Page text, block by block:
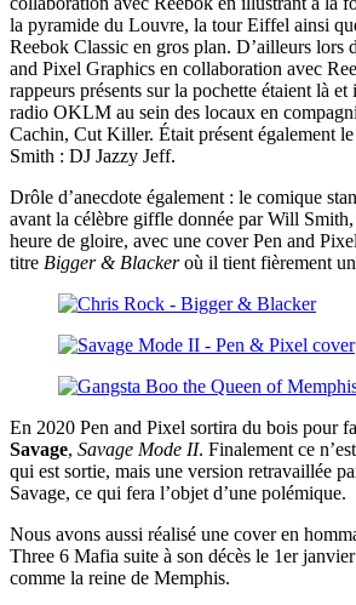
la pyramide du Louvre, la tour Eiffel ainsi
Reebok Classic en gros plan. D’ailleurs lors
and Pixel Graphics en collaboration avec
rappeurs présents sur la pochette étaient là
radio OKLM au sein des locaux en
Cachin, Cut Killer. Était présent également
Smith : DJ Jazzy Jeff.
Drôle d’anecdote également : le comique
avant la célèbre giffle donnée par Will
heure de gloire, avec une cover Pen and
titre Bigger & Blackeroù il tient fièrement
En 2020 Pen and Pixel sortira du bois pour
Savage, Savage Mode II. Finalement ce
qui est sortie, mais une version retravaillée
Savage, ce qui fera l’objet d’une polémique.
Nous avons aussi réalisé une cover en
Three 6 Mafia suite à son décès le 1er
comme la reine de Memphis.